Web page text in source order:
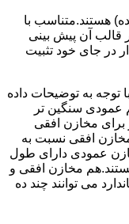
هستند.متناسب با
آن پیش بینی
در جای خود تثبیت
به توضیحات داده
عمودی سنگین تر
برای مخازن افقی
افقی نسبت به
عمودی دارای طول
مخازن افقی و
می توانند چند ده